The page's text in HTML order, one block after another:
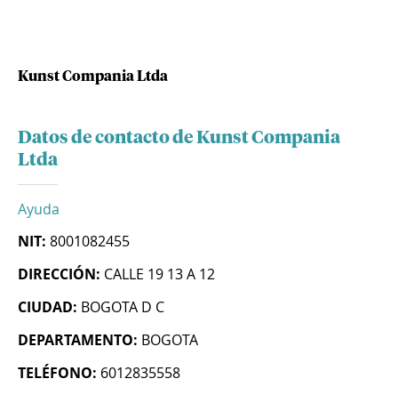
Kunst Compania Ltda
Datos de contacto de Kunst Compania
Ltda
Ayuda
NIT: 8001082455
DIRECCIÓN: CALLE 19 13 A 12
CIUDAD: BOGOTA D C
DEPARTAMENTO: BOGOTA
TELÉFONO: 6012835558